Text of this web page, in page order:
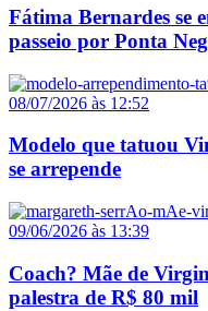
Fátima Bernardes se
passeio por Ponta
08/07/2026 às 12:52
Modelo que tatuou
se arrepende
09/06/2026 às 13:39
Coach? Mãe de
palestra de R$ 80 mil